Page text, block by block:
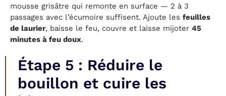
mousse grisâtre qui remonte en surface — 2 à 3
passages avec l’écumoire suffisent. Ajoute les feuilles
de laurier, baisse le feu, couvre et laisse mijoter 45
minutes à feu doux.
Étape 5 : Réduire le
bouillon et cuire les